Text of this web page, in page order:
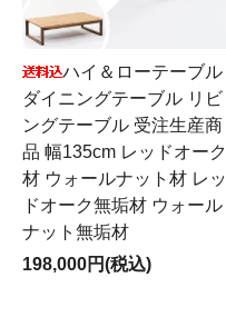
ハイ＆ローテーブル
ダイニングテーブル リビ
ングテーブル 受注生産商
品 幅135cm レッドオーク
材 ウォールナット材 レッ
ドオーク無垢材 ウォール
ナット無垢材
198,000円(税込)